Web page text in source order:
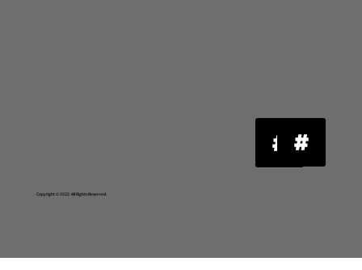
Copyright © 2025 All Rights Reserved.